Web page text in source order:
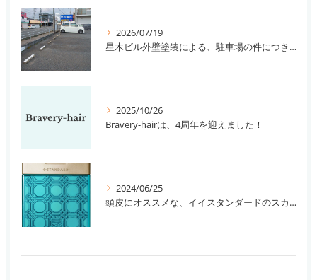
2026/07/19
星木ビル外壁塗装による、駐車場の件につきまして。
2025/10/26
Bravery-hairは、4周年を迎えました！
2024/06/25
頭皮にオススメな、イイスタンダードのスカルプ系シャンプー＆トリートメントです！